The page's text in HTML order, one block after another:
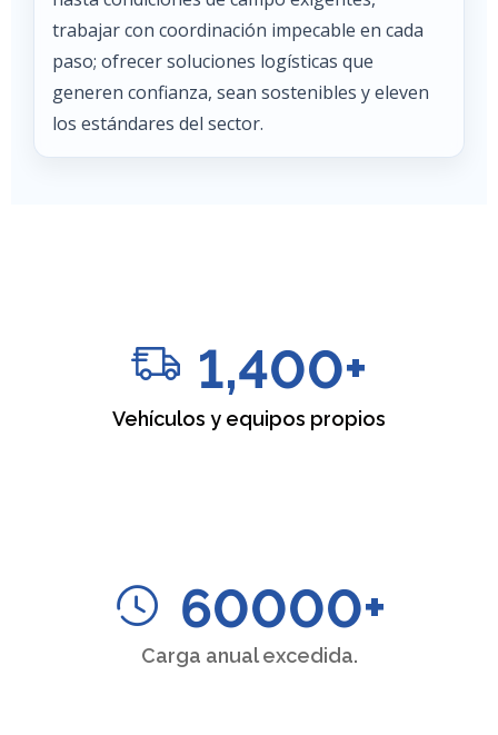
trabajar con coordinación impecable en cada
paso; ofrecer soluciones logísticas que
generen confianza, sean sostenibles y eleven
los estándares del sector.
1,400+
Vehículos y equipos propios
60000+
Carga anual excedida.